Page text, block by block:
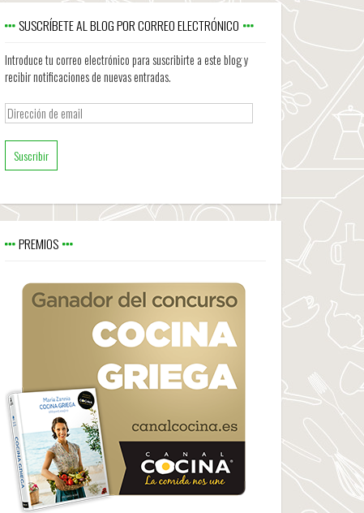
SUSCRÍBETE AL BLOG POR CORREO ELECTRÓNICO
Introduce tu correo electrónico para suscribirte a este blog y
recibir notificaciones de nuevas entradas.
Dirección
de
email
PREMIOS